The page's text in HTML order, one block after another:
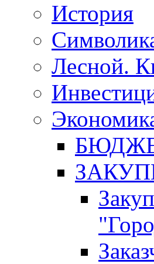
История
Лесной.